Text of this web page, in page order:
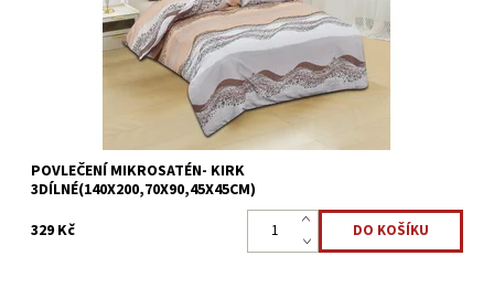
Dostupnost:
Skladem >5 ks
8595248440647
POVLEČENÍ MIKROSATÉN- KIRK
3DÍLNÉ(140X200,70X90,45X45CM)
329 Kč